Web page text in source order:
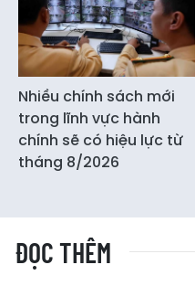
Nhiều chính sách mới
trong lĩnh vực hành
chính sẽ có hiệu lực từ
tháng 8/2026
ĐỌC THÊM